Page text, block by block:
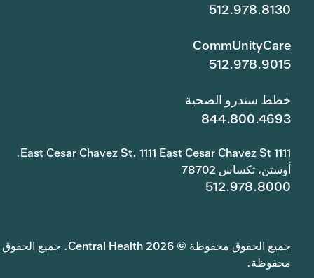
512.978.8130
CommUnityCare
512.978.9015
خطط سندرو الصحية
844.800.4693
1111 East Cesar Chavez St. 1111 East Cesar Chavez St.
أوستن، تكساس 78702
512.978.8000
جميع الحقوق محفوظة © 2026 Central Health. جميع الحقوق
محفوظة.